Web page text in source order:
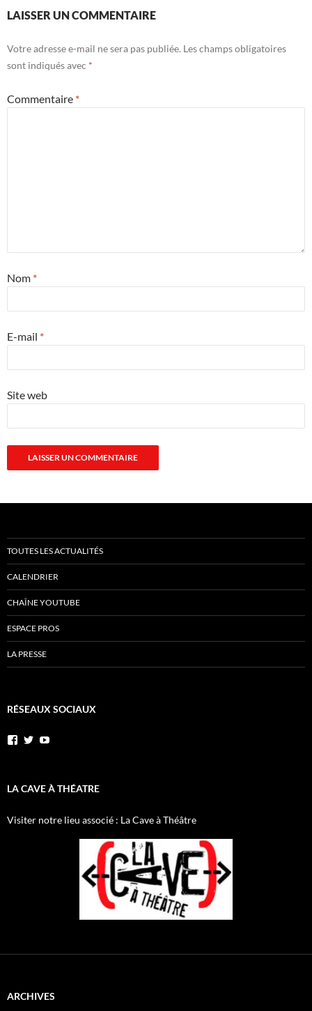
LAISSER UN COMMENTAIRE
Votre adresse e-mail ne sera pas publiée. Les champs obligatoires
sont indiqués avec *
Commentaire *
Nom *
E-mail *
Site web
TOUTES LES ACTUALITÉS
CALENDRIER
CHAÎNE YOUTUBE
ESPACE PROS
LA PRESSE
RÉSEAUX SOCIAUX
Voir
AnnibalEtSesElephants
sur
Voir
annibal_lacave
sur
LA CAVE À THÉATRE
Visiter notre lieu associé : La Cave à Théâtre
ARCHIVES